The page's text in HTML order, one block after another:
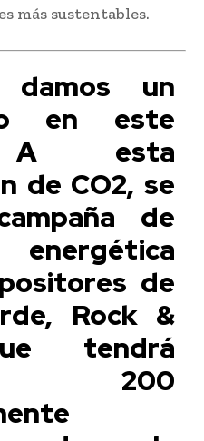
más sustentables.
damos un
en este
A esta
de CO2, se
de
de
Rock &
tendrá
200